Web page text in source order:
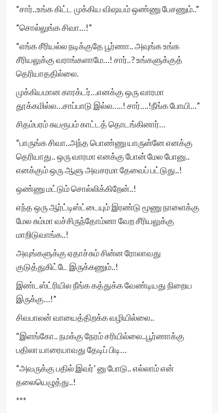
“சார்..உங்க கிட்ட முக்கிய விஷயம் ஒண்ணு பேசணும்..”
“சொல்லுங்க சிவா…!”
“எங்க சீரியல்ல நடிக்குதே பூர்ணா.. அவுங்க உங்க
சீரியலுக்கு வராங்களாமே…! சார்..? உங்களுக்குத்
தெரியாததில்லை.
முக்கியமான காரக்டர்…எனக்கு ஒரு வாரமா
தூக்கமில்ல…சாப்பாடு இல்ல…..! சார்….!நீங்க போயி…”
சிதம்பரம் சுயரூபம் காட்டத் தொடங்கினார்…
“பாருங்க சிவா..அந்த பொண்ணு யாருன்னே எனக்கு
தெரியாது.. ஒரு வாரமா எனக்கு போன் மேல போனு..
எனக்கும் ஒரு ஆளு அவசரமா தேவைப் பட்டுது..!
ஒண்ணு மட்டும் சொல்லிக்கிறேன்..!
எந்த ஒரு ஆர்ட்டிஸ்ட்டையும் இரண்டு மூணு நாளைக்கு
மேல சும்மா வச்சிருந்தோம்னா வேற சீரியலுக்கு
மாறிடுவாங்க..!
அவுங்களுக்கு ஏதாச்சும் சின்ன ரோலாவது
குடுத்துகிட்டே இருக்கணும்..!
இண்டஸ்ட்ரியில நீங்க கத்துக்க வேண்டியது நிறைய
இருக்கு…!”
சிவபாலன் வாயைத்திறக்க வழியில்லை..
“இளங்கோ.. நமக்கு நேரம் சரியில்லை..பூர்ணாக்கு
பதிலா யாரையாவது தேடிப் பிடி…
“அவருக்கு பதில் இவர்’ னு போடு.. எல்லாம் என்
தலையெழுத்து..!
***